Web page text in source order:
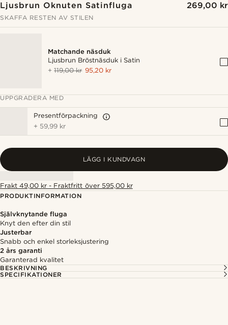
Ljusbrun Oknuten Satinfluga 269,00 kr
SKAFFA RESTEN AV STILEN
Matchande näsduk
Ljusbrun Bröstnäsduk i Satin
+119,00 kr 95,20 kr
UPPGRADERA MED
Presentförpackning
+ 59,99 kr
LÄGG I KUNDVAGN
Frakt 49,00 kr - Fraktfritt över 595,00 kr
PRODUKTINFORMATION
Självknytande fluga
Knyt den efter din stil
Justerbar
Snabb och enkel storleksjustering
2 års garanti
Garanterad kvalitet
BESKRIVNING
SPECIFIKATIONER